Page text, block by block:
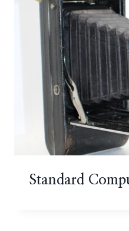
Standard